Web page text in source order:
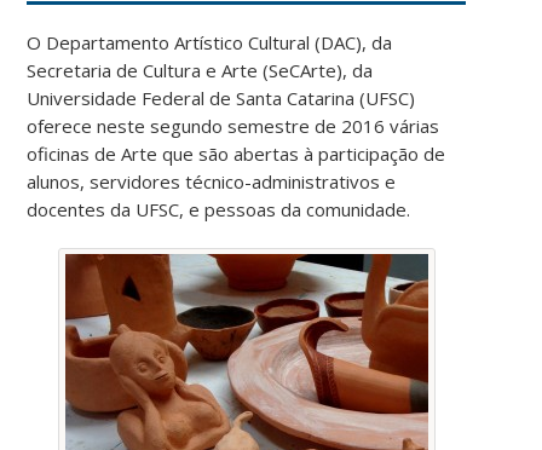
O Departamento Artístico Cultural (DAC), da
Secretaria de Cultura e Arte (SeCArte), da
Universidade Federal de Santa Catarina (UFSC)
oferece neste segundo semestre de 2016 várias
oficinas de Arte que são abertas à participação de
alunos, servidores técnico-administrativos e
docentes da UFSC, e pessoas da comunidade.